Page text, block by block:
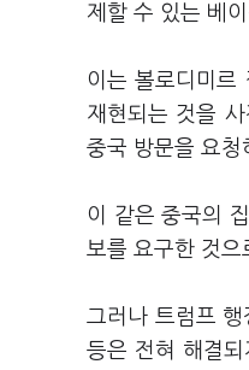
제할 수 있는 베
이는 볼로디미르
재현되는 것을
중국 방문을 요청
이 같은 중국의
보를 요구한 것으
그러나 트럼프
등은 전혀 해결